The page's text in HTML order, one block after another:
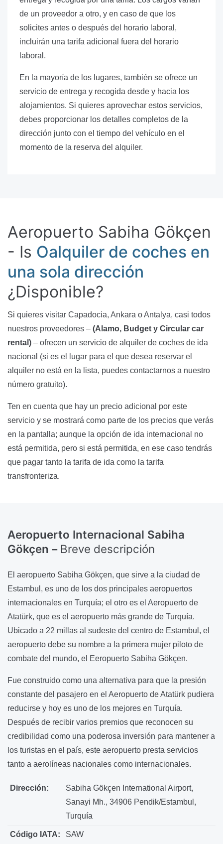
de un proveedor a otro, y en caso de que los
solicites antes o después del horario laboral,
incluirán una tarifa adicional fuera del horario
laboral.
En la mayoría de los lugares, también se ofrece un
servicio de entrega y recogida desde y hacia los
alojamientos. Si quieres aprovechar estos servicios,
debes proporcionar los detalles completos de la
dirección junto con el tiempo del vehículo en el
momento de la reserva del alquiler.
Aeropuerto Sabiha Gökçen
- Is Oalquiler de coches en
una sola dirección
¿Disponible?
Si quieres visitar Capadocia, Ankara o Antalya, casi todos
nuestros proveedores – (Alamo, Budget y Circular car
rental) – ofrecen un servicio de alquiler de coches de ida
nacional (si es el lugar para el que desea reservar el
alquiler no está en la lista, puedes contactarnos a nuestro
número gratuito).
Ten en cuenta que hay un precio adicional por este
servicio y se mostrará como parte de los precios que verás
en la pantalla; aunque la opción de ida internacional no
está permitida, pero si está permitida, en ese caso tendrás
que pagar tanto la tarifa de ida como la tarifa
transfronteriza.
Aeropuerto Internacional Sabiha
Gökçen – Breve descripción
El aeropuerto Sabiha Gökçen, que sirve a la ciudad de
Estambul, es uno de los dos principales aeropuertos
internacionales en Turquía; el otro es el Aeropuerto de
Atatürk, que es el aeropuerto más grande de Turquía.
Ubicado a 22 millas al sudeste del centro de Estambul, el
aeropuerto debe su nombre a la primera mujer piloto de
combate del mundo, el Eeropuerto Sabiha Gökçen.
Fue construido como una alternativa para que la presión
constante del pasajero en el Aeropuerto de Atatürk pudiera
reducirse y hoy es uno de los mejores en Turquía.
Después de recibir varios premios que reconocen su
credibilidad como una poderosa inversión para mantener a
los turistas en el país, este aeropuerto presta servicios
tanto a aerolíneas nacionales como internacionales.
Dirección:
Sabiha Gökçen International Airport,
Sanayi Mh., 34906 Pendik/Estambul,
Turquía
Código IATA: SAW